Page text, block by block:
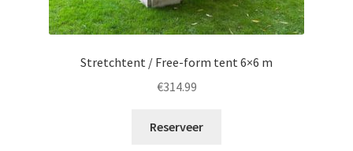
Stretchtent / Free-form tent 6×6 m
€314.99
Reserveer